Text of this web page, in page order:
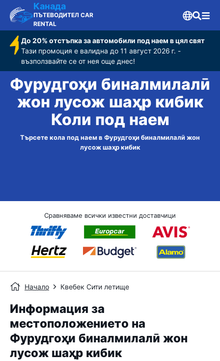
Канада
ПЪТЕВОДИТЕЛ CAR
RENTAL
До 20% отстъпка за автомобили под наем в цял свят
Тази промоция е валидна до 11 август 2026 г. -
възползвайте се от нея още днес!
Фурудгоҳи бин‌алмилалӣ
жон лусож шаҳр кибик
Коли под наем
Търсете кола под наем в Фурудгоҳи бин‌алмилалӣ жон
лусож шаҳр кибик
Сравняваме всички известни доставчици
Начало Квебек Сити летище
Информация за
местоположението на
Фурудгоҳи бин‌алмилалӣ жон
лусож шаҳр кибик